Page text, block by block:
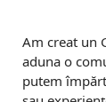
Am creat un
aduna o
putem